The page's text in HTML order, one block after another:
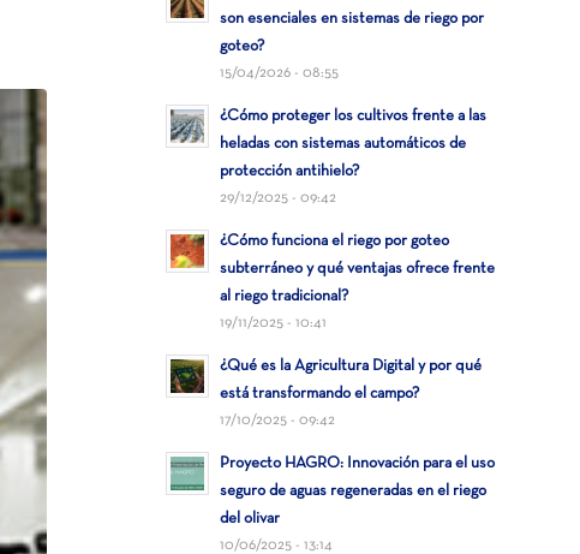
son esenciales en sistemas de riego por
goteo?
15/04/2026 - 08:55
¿Cómo proteger los cultivos frente a las
heladas con sistemas automáticos de
protección antihielo?
29/12/2025 - 09:42
¿Cómo funciona el riego por goteo
subterráneo y qué ventajas ofrece frente
al riego tradicional?
19/11/2025 - 10:41
¿Qué es la Agricultura Digital y por qué
está transformando el campo?
17/10/2025 - 09:42
Proyecto HAGRO: Innovación para el uso
seguro de aguas regeneradas en el riego
del olivar
10/06/2025 - 13:14